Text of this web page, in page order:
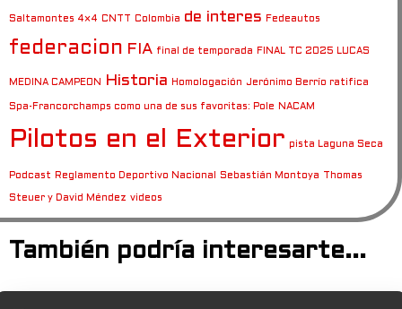
Saltamontes 4×4 CNTT Colombia de interes Fedeautos
federacion FIA final de temporada FINAL TC 2025 LUCAS
MEDINA CAMPEON Historia Homologación Jerónimo Berrío ratifica
Spa-Francorchamps como una de sus favoritas: Pole NACAM
Pilotos en el Exterior pista Laguna Seca
Podcast Reglamento Deportivo Nacional Sebastián Montoya Thomas
Steuer y David Méndez videos
También podría interesarte...